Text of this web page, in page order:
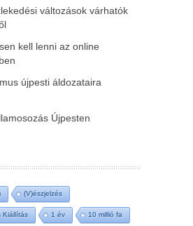
változások várhatók
kell lenni az online
újpesti áldozataira
Újpesten
(V)észjelzés
Kiállítás 1 év 10 millió fa